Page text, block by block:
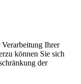
Verarbeitung Ihrer
können Sie sich
der